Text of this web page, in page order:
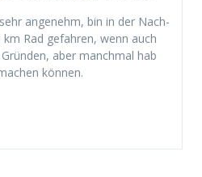
angenehm, bin in der Nach-
Rad gefahren, wenn auch
aber manchmal hab
können.